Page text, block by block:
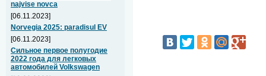
najvise novca
[06.11.2023]
Norvegia 2025: paradisul EV
[06.11.2023]
Сильное первое полугодие
2022 года для легковых
автомобилей Volkswagen